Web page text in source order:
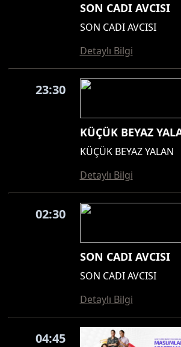
SON CADI AVCISI
SON CADI AVCISI
Detaylı Bilgi
23:30
KÜÇÜK BEYAZ
KÜÇÜK BEYAZ YALAN
Detaylı Bilgi
02:30
SON CADI AVCISI
SON CADI AVCISI
Detaylı Bilgi
04:45